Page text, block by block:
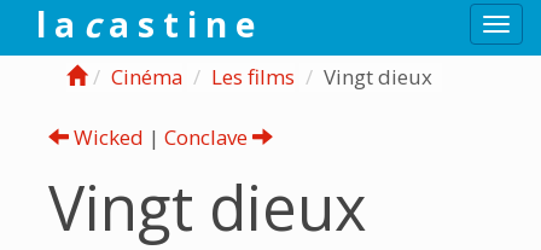
l a ca s t i n e
Cinéma Les films Vingt dieux
Wicked | Conclave
Vingt dieux